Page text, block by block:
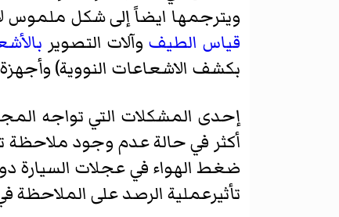
ويترجمها ايضاً إلى شكل ملموس
قياس الطيف وآلات التصوير
بكشف الاشعاعات النووية)
إحدى المشكلات التي تواجه
أكثر في حالة عدم وجود
ضغط الهواء في عجلات السيارة
تأثيرعملية الرصد على